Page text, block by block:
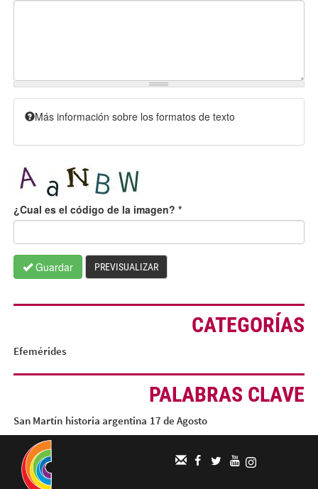
Más información sobre los formatos de texto
¿Cual es el código de la imagen? *
Guardar PREVISUALIZAR
CATEGORÍAS
Efemérides
PALABRAS CLAVE
San Martín historia argentina 17 de Agosto